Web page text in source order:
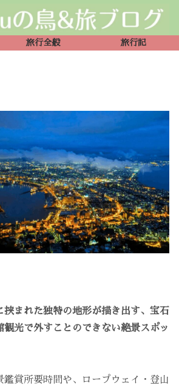
旅行全般 旅行記
挟まれた独特の地形が描き出す、宝石
観光で外すことのできない絶景スポッ
鑑賞所要時間や、ロープウェイ・登山